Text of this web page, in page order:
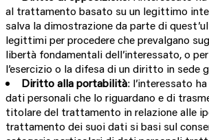
al trattamento basato su un legittimo
salva la dimostrazione da parte di
legittimi per procedere che prevalgano
libertà fondamentali dell’interessato, o
l’esercizio o la difesa di un diritto in sede
Diritto alla portabilità: l’interessato
dati personali che lo riguardano e di
titolare del trattamento in relazione alle
trattamento dei suoi dati si basi sul